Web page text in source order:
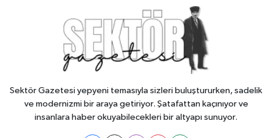
Sektör Gazetesi yepyeni temasıyla sizleri buluştururken, sadelik
ve modernizmi bir araya getiriyor. Şatafattan kaçınıyor ve
insanlara haber okuyabilecekleri bir altyapı sunuyor.